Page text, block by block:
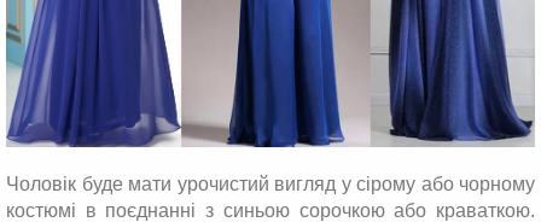
Чоловік буде мати урочистий вигляд у сірому або чорному
костюмі в поєднанні з синьою сорочкою або краваткою.